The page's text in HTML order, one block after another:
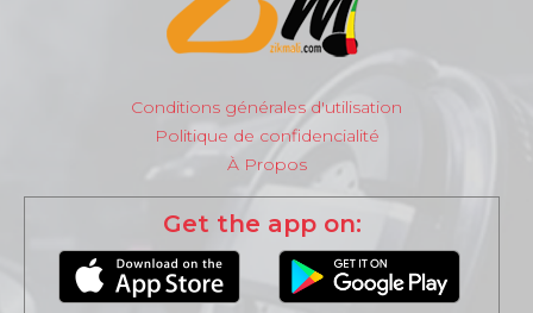
Conditions générales d'utilisation
Politique de confidencialité
À Propos
Get the app on: